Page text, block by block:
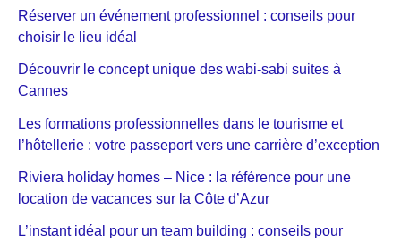
Réserver un événement professionnel : conseils pour
choisir le lieu idéal
Découvrir le concept unique des wabi-sabi suites à
Cannes
Les formations professionnelles dans le tourisme et
l’hôtellerie : votre passeport vers une carrière d’exception
Riviera holiday homes – Nice : la référence pour une
location de vacances sur la Côte d’Azur
L’instant idéal pour un team building : conseils pour